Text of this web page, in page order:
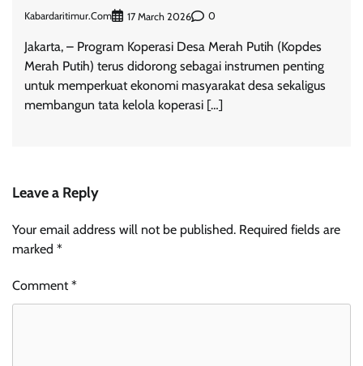
Kabardaritimur.com 17 March 2026 0
Jakarta, – Program Koperasi Desa Merah Putih (Kopdes
Merah Putih) terus didorong sebagai instrumen penting
untuk memperkuat ekonomi masyarakat desa sekaligus
membangun tata kelola koperasi […]
Leave a Reply
Your email address will not be published. Required fields are
marked *
Comment*